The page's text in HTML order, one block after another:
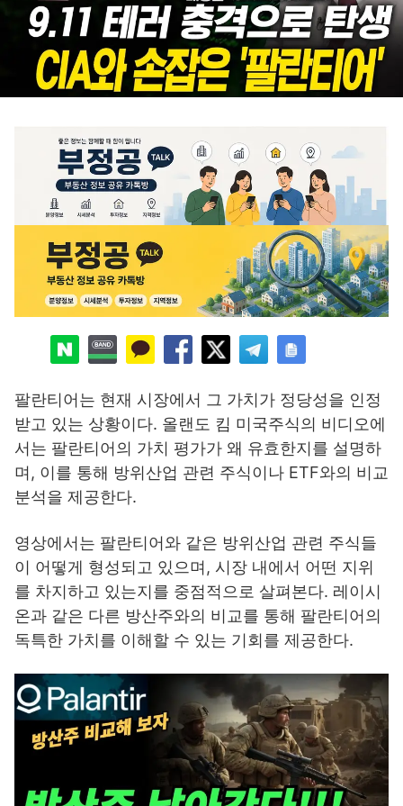
팔란티어는 현재 시장에서 그 가치가 정당성을 인정
받고 있는 상황이다. 올랜도 킴 미국주식의 비디오에
서는 팔란티어의 가치 평가가 왜 유효한지를 설명하
며, 이를 통해 방위산업 관련 주식이나 ETF와의 비교
분석을 제공한다.
영상에서는 팔란티어와 같은 방위산업 관련 주식들
이 어떻게 형성되고 있으며, 시장 내에서 어떤 지위
를 차지하고 있는지를 중점적으로 살펴본다. 레이시
온과 같은 다른 방산주와의 비교를 통해 팔란티어의
독특한 가치를 이해할 수 있는 기회를 제공한다.